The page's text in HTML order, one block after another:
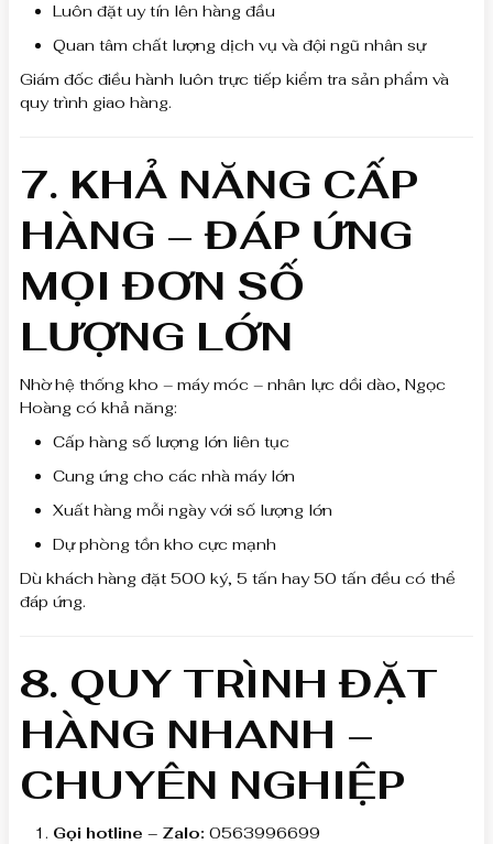
Luôn đặt uy tín lên hàng đầu
Quan tâm chất lượng dịch vụ và đội ngũ nhân sự
Giám đốc điều hành luôn trực tiếp kiểm tra sản phẩm và
quy trình giao hàng.
7. KHẢ NĂNG CẤP
HÀNG – ĐÁP ỨNG
MỌI ĐƠN SỐ
LƯỢNG LỚN
Nhờ hệ thống kho – máy móc – nhân lực dồi dào, Ngọc
Hoàng có khả năng:
Cấp hàng số lượng lớn liên tục
Cung ứng cho các nhà máy lớn
Xuất hàng mỗi ngày với số lượng lớn
Dự phòng tồn kho cực mạnh
Dù khách hàng đặt 500 ký, 5 tấn hay 50 tấn đều có thể
đáp ứng.
8. QUY TRÌNH ĐẶT
HÀNG NHANH –
CHUYÊN NGHIỆP
Gọi hotline – Zalo: 0563996699